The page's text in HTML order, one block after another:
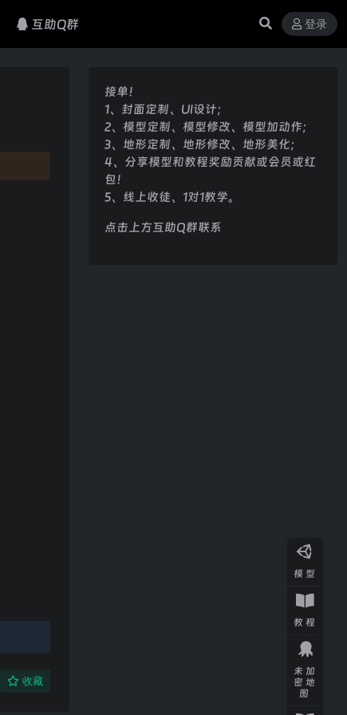
互助Q群 登录
收藏
接单！
1、封面定制、UI设计；
2、模型定制、模型修改、模型加动作；
3、地形定制、地形修改、地形美化；
4、分享模型和教程奖励贡献或会员或红
包！
5、线上收徒、1对1教学。
点击上方互助Q群联系
模型
教程
未加
密地
图